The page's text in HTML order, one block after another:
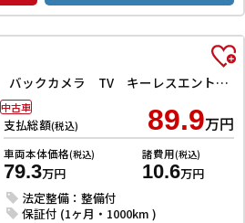
G 4WD 純正ナビ ETC バックカメラ TV キーレスエントリー アイドリングストップ 電動格納ミラー CVT 盗難防止システム 衝突安全ボディ ABS ESC エアコン パワーステアリング
支払総額(税込) 89.9万円
車両本体価格(税込)
79.3万円
諸費用(税込)
10.6万円
法定整備：整備付
保証付 (1ヶ月・1000km )
中古車